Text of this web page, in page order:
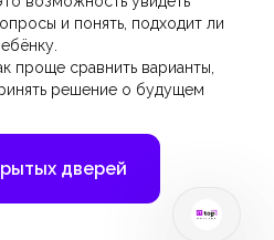
и понять, подходит ли
проще сравнить варианты,
решение о будущем
дверей